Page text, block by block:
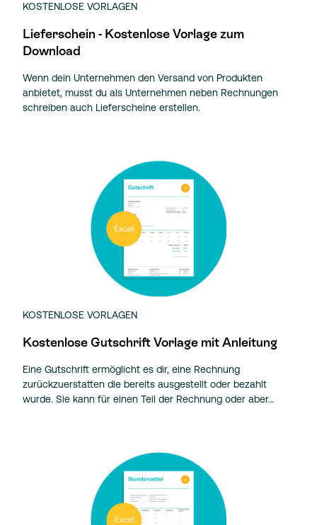
KOSTENLOSE VORLAGEN
Lieferschein - Kostenlose Vorlage zum
Download
Wenn dein Unternehmen den Versand von Produkten
anbietet, musst du als Unternehmen neben Rechnungen
schreiben auch Lieferscheine erstellen.
KOSTENLOSE VORLAGEN
Kostenlose Gutschrift Vorlage mit Anleitung
Eine Gutschrift ermöglicht es dir, eine Rechnung
zurückzuerstatten die bereits ausgestellt oder bezahlt
wurde. Sie kann für einen Teil der Rechnung oder aber…